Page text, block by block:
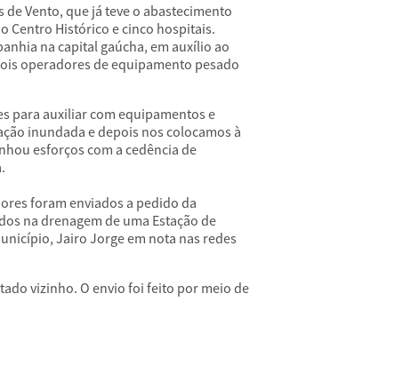
Vento, que já teve o abastecimento
Centro Histórico e cinco hospitais.
na capital gaúcha, em auxílio ao
operadores de equipamento pesado
para auxiliar com equipamentos e
inundada e depois nos colocamos à
esforços com a cedência de
foram enviados a pedido da
na drenagem de uma Estação de
Jairo Jorge em nota nas redes
vizinho. O envio foi feito por meio de